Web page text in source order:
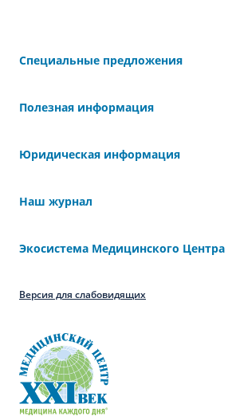
Специальные предложения
Полезная информация
Юридическая информация
Наш журнал
Экосистема Медицинского Центра
Версия для слабовидящих